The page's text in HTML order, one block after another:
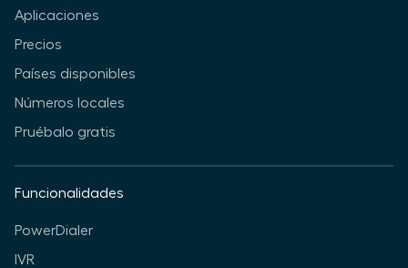
Aplicaciones
Precios
Países disponibles
Números locales
Pruébalo gratis
Funcionalidades
PowerDialer
IVR